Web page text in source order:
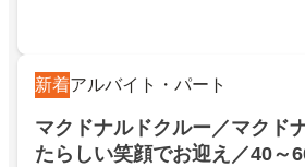
新着アルバイト・パート
マクドナルドクルー／マクド
たらしい笑顔でお迎え／40～